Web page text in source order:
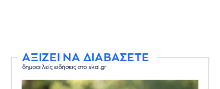
ΑΞΙΖΕΙ ΝΑ ΔΙΑΒΑΣΕΤΕ
δημοφιλείς ειδήσεις στο skai.gr